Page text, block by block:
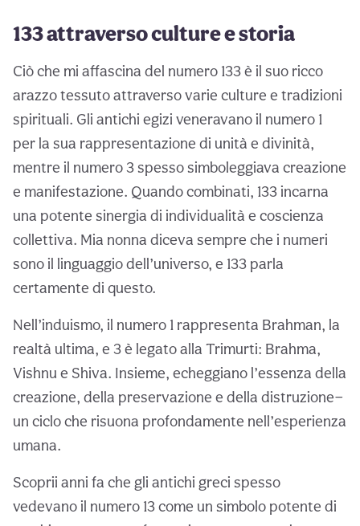
133 attraverso culture e storia
Ciò che mi affascina del numero 133 è il suo ricco
arazzo tessuto attraverso varie culture e tradizioni
spirituali. Gli antichi egizi veneravano il numero 1
per la sua rappresentazione di unità e divinità,
mentre il numero 3 spesso simboleggiava creazione
e manifestazione. Quando combinati, 133 incarna
una potente sinergia di individualità e coscienza
collettiva. Mia nonna diceva sempre che i numeri
sono il linguaggio dell’universo, e 133 parla
certamente di questo.
Nell’induismo, il numero 1 rappresenta Brahman, la
realtà ultima, e 3 è legato alla Trimurti: Brahma,
Vishnu e Shiva. Insieme, echeggiano l’essenza della
creazione, della preservazione e della distruzione—
un ciclo che risuona profondamente nell’esperienza
umana.
Scoprii anni fa che gli antichi greci spesso
vedevano il numero 13 come un simbolo potente di